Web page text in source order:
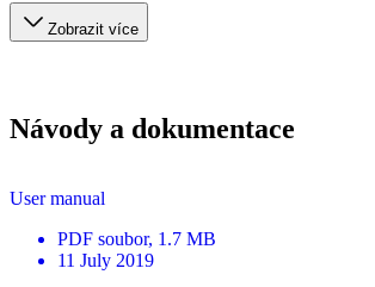
Zobrazit více
Návody a dokumentace
User manual
PDF soubor, 1.7 MB
11 July 2019